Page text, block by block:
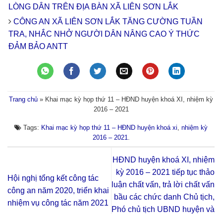
LÒNG DÂN TRÊN ĐỊA BÀN XÃ LIÊN SƠN LẮK
CÔNG AN XÃ LIÊN SƠN LẮK TĂNG CƯỜNG TUẦN
TRA, NHẮC NHỞ NGƯỜI DÂN NÂNG CAO Ý THỨC
ĐẢM BẢO ANTT
Trang chủ » Khai mạc kỳ họp thứ 11 – HĐND huyện khoá XI, nhiệm kỳ
2016 – 2021
Tags: Khai mạc kỳ họp thứ 11 – HĐND huyện khoá xi nhiệm kỳ
2016 – 2021
Hội nghị tổng kết công tác
công an năm 2020, triển khai
nhiệm vụ công tác năm 2021
HĐND huyện khoá XI, nhiệm
kỳ 2016 – 2021 tiếp tục thảo
luận chất vấn, trả lời chất vấn
bầu các chức danh Chủ tịch,
Phó chủ tịch UBND huyện và